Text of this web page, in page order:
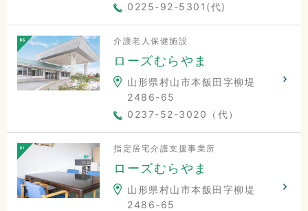
0225-92-5301(代)
介護老人保健施設
ローズむらやま
山形県村山市本飯田字柳堤
2486-65
0237-52-3020（代）
指定居宅介護支援事業所
ローズむらやま
山形県村山市本飯田字柳堤
2486-65